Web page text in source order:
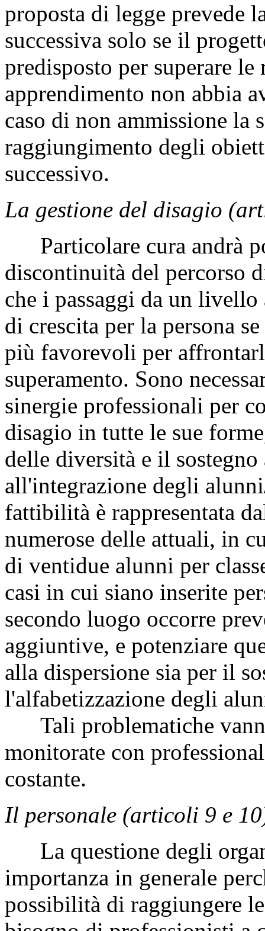
proposta di legge prevede
successiva solo se il
predisposto per superare
apprendimento non abbia
caso di non ammissione la
raggiungimento degli
successivo.
La gestione del disagio
Particolare cura andrà
discontinuità del percorso
che i passaggi da un livello
di crescita per la persona
più favorevoli per
superamento. Sono
sinergie professionali per
disagio in tutte le sue
delle diversità e il
all'integrazione degli
fattibilità è rappresentata
numerose delle attuali, in
di ventidue alunni per
casi in cui siano inserite
secondo luogo occorre
aggiuntive, e potenziare
alla dispersione sia per il
l'alfabetizzazione degli
Tali problematiche
monitorate con
costante.
Il personale (articoli 9 e
La questione degli
importanza in generale
possibilità di raggiungere